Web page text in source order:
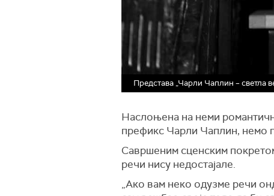
Представа „Чарли Чаплин – светла
Наслоњена на неми
префикс Чарли Чаплин, немо
Савршеним сценским
речи нису недостајале.
„Ако вам неко одузме речи